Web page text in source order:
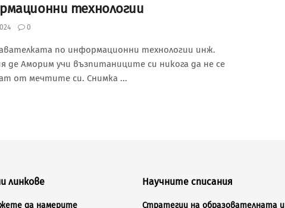
технологии
0
по информационни технологии инж.
де Аморим учи възпитаниците си никога да не се
от мечтите си. Снимка ...
линкове
да намерите
Научните списания
Стратегии на образователната и